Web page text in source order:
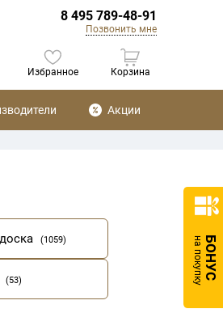
БОНУС
на покупку
8 495 789-48-91
Позвонить мне
Избранное Корзина
Акции
(1059)
(53)